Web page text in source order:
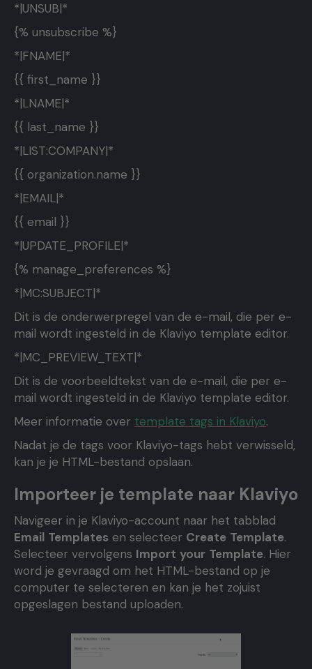
*|UNSUB|*
{% unsubscribe %}
*|FNAME|*
{{ first_name }}
*|LNAME|*
{{ last_name }}
*|LIST:COMPANY|*
{{ organization.name }}
*|EMAIL|*
{{ email }}
*|UPDATE_PROFILE|*
{% manage_preferences %}
*|MC:SUBJECT|*
Dit is de onderwerpregel van de e-mail, die per e-
mail wordt ingesteld in de Klaviyo template editor.
*|MC_PREVIEW_TEXT|*
Dit is de voorbeeldtekst van de e-mail, die per e-
mail wordt ingesteld in de Klaviyo template editor.
Meer informatie over template tags in Klaviyo.
Nadat je de tags voor Klaviyo-tags hebt verwisseld,
kan je je HTML-bestand opslaan.
Importeer je template naar Klaviyo
Navigeer in je Klaviyo-account naar het tabblad
Email Templates en selecteer Create Template.
Selecteer vervolgens Import your Template. Hier
word je gevraagd om het HTML-bestand op je
computer te selecteren en kan je het zojuist
opgeslagen bestand uploaden.